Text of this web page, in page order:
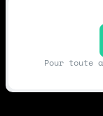
Pour toute